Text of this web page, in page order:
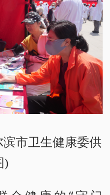
滨市卫生健康委供
)